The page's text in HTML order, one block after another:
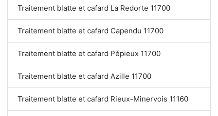
Traitement blatte et cafard La Redorte 11700
Traitement blatte et cafard Capendu 11700
Traitement blatte et cafard Pépieux 11700
Traitement blatte et cafard Azille 11700
Traitement blatte et cafard Rieux-Minervois 11160